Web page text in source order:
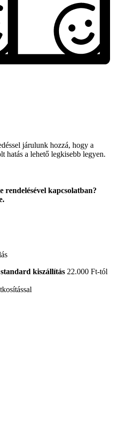
járulunk hozzá, hogy a
hatás a lehető legkisebb legyen.
rendelésével kapcsolatban?
kiszállítás 22.000 Ft-tól